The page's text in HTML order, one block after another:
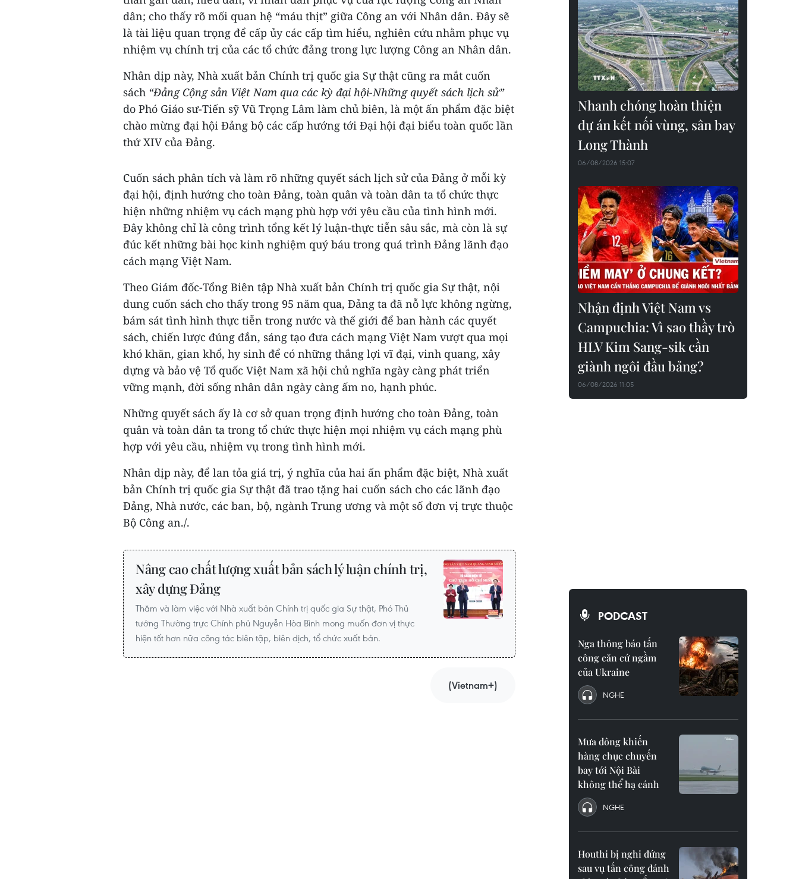
dân; cho thấy rõ mối quan hệ “máu thịt” giữa Công an với Nhân dân. Đây sẽ
là tài liệu quan trọng để cấp ủy các cấp tìm hiểu, nghiên cứu nhằm phục vụ
nhiệm vụ chính trị của các tổ chức đảng trong lực lượng Công an Nhân dân.
Nhân dịp này, Nhà xuất bản Chính trị quốc gia Sự thật cũng ra mắt cuốn
sách “Đảng Cộng sản Việt Nam qua các kỳ đại hội-Những quyết sách lịch sử”
do Phó Giáo sư-Tiến sỹ Vũ Trọng Lâm làm chủ biên, là một ấn phẩm đặc biệt
chào mừng đại hội Đảng bộ các cấp hướng tới Đại hội đại biểu toàn quốc lần
thứ XIV của Đảng.
Cuốn sách phân tích và làm rõ những quyết sách lịch sử của Đảng ở mỗi kỳ
đại hội, định hướng cho toàn Đảng, toàn quân và toàn dân ta tổ chức thực
hiện những nhiệm vụ cách mạng phù hợp với yêu cầu của tình hình mới.
Đây không chỉ là công trình tổng kết lý luận-thực tiễn sâu sắc, mà còn là sự
đúc kết những bài học kinh nghiệm quý báu trong quá trình Đảng lãnh đạo
cách mạng Việt Nam.
Theo Giám đốc-Tổng Biên tập Nhà xuất bản Chính trị quốc gia Sự thật, nội
dung cuốn sách cho thấy trong 95 năm qua, Đảng ta đã nỗ lực không ngừng,
bám sát tình hình thực tiễn trong nước và thế giới để ban hành các quyết
sách, chiến lược đúng đắn, sáng tạo đưa cách mạng Việt Nam vượt qua mọi
khó khăn, gian khổ, hy sinh để có những thắng lợi vĩ đại, vinh quang, xây
dựng và bảo vệ Tổ quốc Việt Nam xã hội chủ nghĩa ngày càng phát triển
vững mạnh, đời sống nhân dân ngày càng ấm no, hạnh phúc.
Những quyết sách ấy là cơ sở quan trọng định hướng cho toàn Đảng, toàn
quân và toàn dân ta trong tổ chức thực hiện mọi nhiệm vụ cách mạng phù
hợp với yêu cầu, nhiệm vụ trong tình hình mới.
Nhân dịp này, để lan tỏa giá trị, ý nghĩa của hai ấn phẩm đặc biệt, Nhà xuất
bản Chính trị quốc gia Sự thật đã trao tặng hai cuốn sách cho các lãnh đạo
Đảng, Nhà nước, các ban, bộ, ngành Trung ương và một số đơn vị trực thuộc
Bộ Công an./.
Nâng cao chất lượng xuất bản sách lý luận chính trị,
xây dựng Đảng
Thăm và làm việc với Nhà xuất bản Chính trị quốc gia Sự thật, Phó Thủ
tướng Thường trực Chính phủ Nguyễn Hòa Bình mong muốn đơn vị thực
hiện tốt hơn nữa công tác biên tập, biên dịch, tổ chức xuất bản.
(Vietnam+)
Nhanh chóng hoàn thiện
dự án kết nối vùng, sân bay
Long Thành
06/08/2026 15:07
Nhận định Việt Nam vs
Campuchia: Vì sao thầy trò
HLV Kim Sang-sik cần
giành ngôi đầu bảng?
06/08/2026 11:05
PODCAST
Nga thông báo tấn
công căn cứ ngầm
của Ukraine
NGHE
Mưa dông khiến
hàng chục chuyến
bay tới Nội Bài
không thể hạ cánh
NGHE
Houthi bị nghi đứng
sau vụ tấn công đánh